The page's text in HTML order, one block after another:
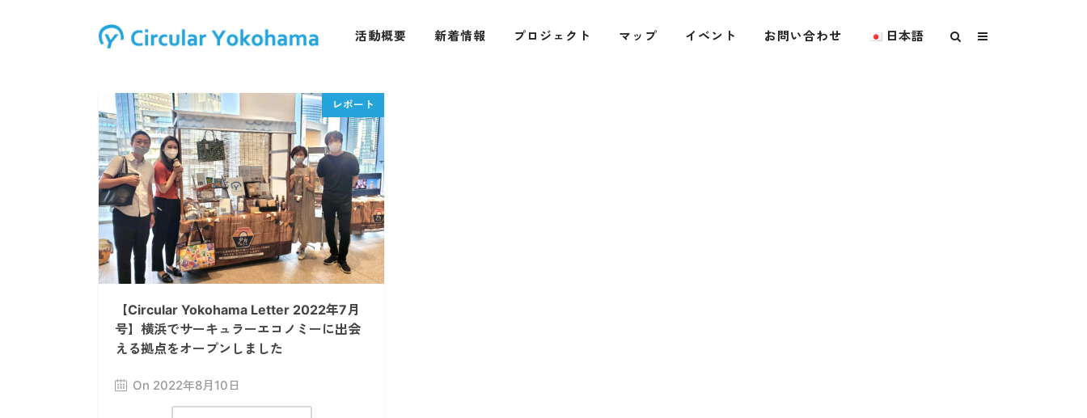
活動概要 新着情報 プロジェクト マップ イベント お問い合わせ 日本語
【Circular Yokohama Letter 2022年7月
号】横浜でサーキュラーエコノミーに出会
える拠点をオープンしました
On 2022年8月10日